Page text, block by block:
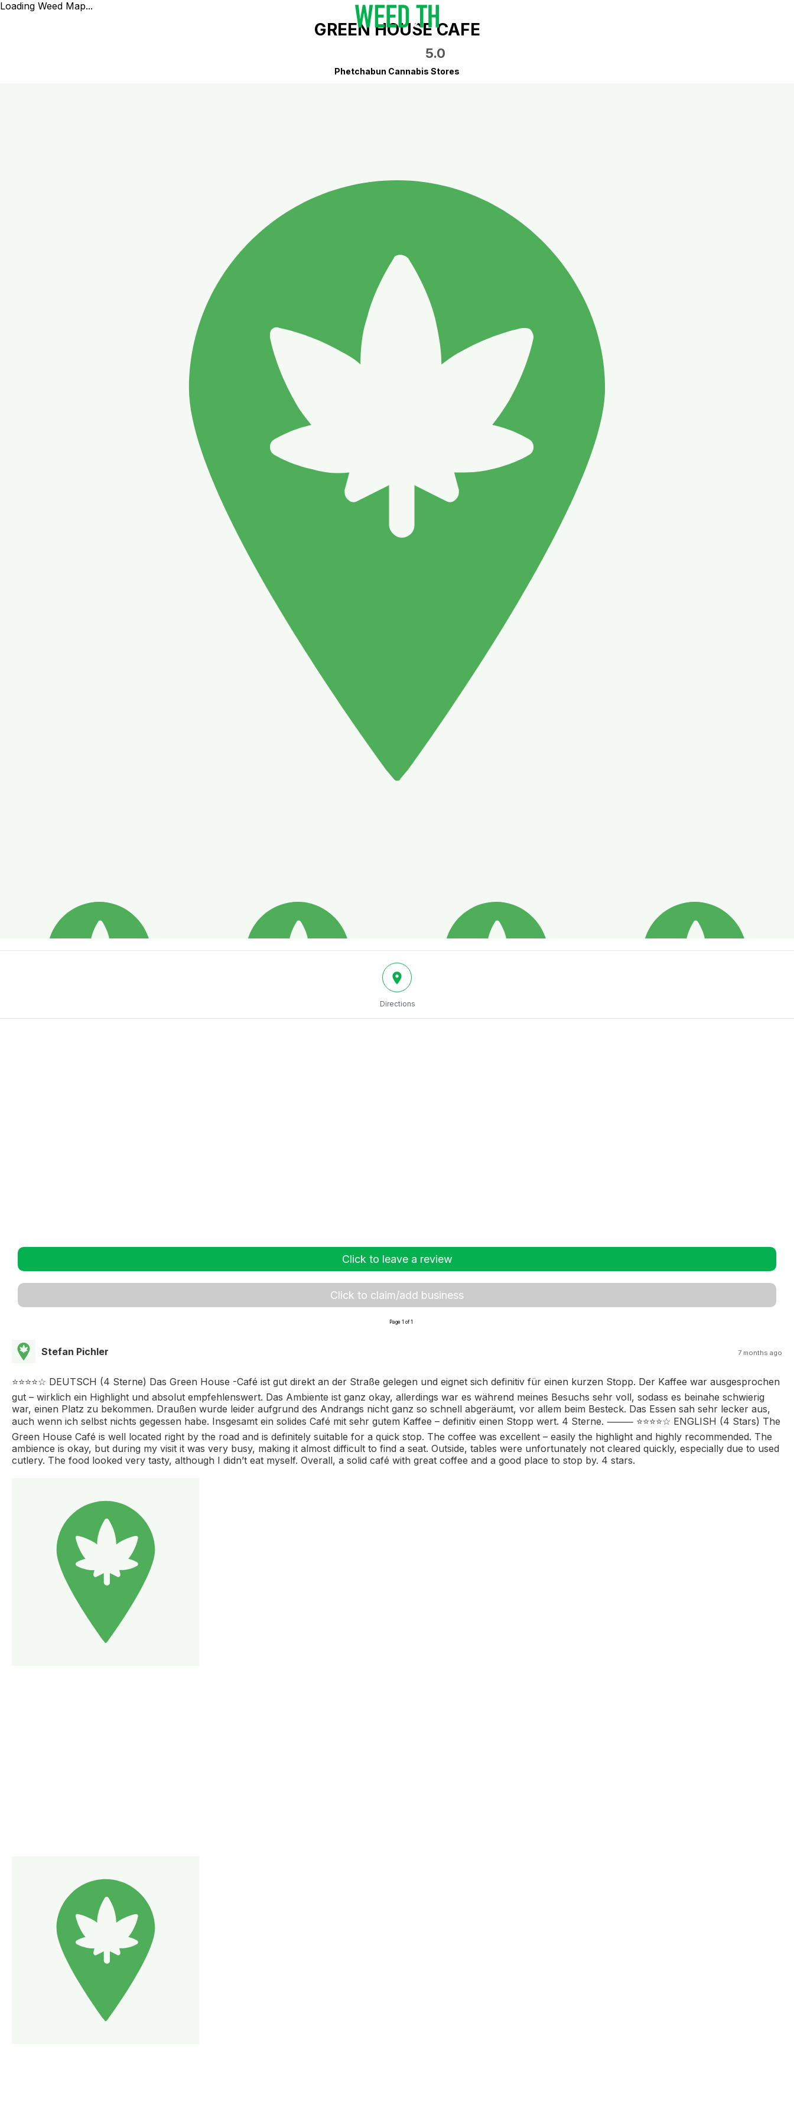
Loading Weed Map...
GREEN HOUSE CAFE
5.0
Phetchabun Cannabis Stores
Directions
Click to leave a review
Click to claim/add business
Page 1 of 1
Stefan Pichler 7 months ago
⭐️⭐️⭐️⭐☆ DEUTSCH (4 Sterne) Das Green House -Café ist gut direkt an der Straße gelegen und eignet sich definitiv für einen kurzen Stopp. Der Kaffee war ausgesprochen
gut – wirklich ein Highlight und absolut empfehlenswert. Das Ambiente ist ganz okay, allerdings war es während meines Besuchs sehr voll, sodass es beinahe schwierig
war, einen Platz zu bekommen. Draußen wurde leider aufgrund des Andrangs nicht ganz so schnell abgeräumt, vor allem beim Besteck. Das Essen sah sehr lecker aus,
auch wenn ich selbst nichts gegessen habe. Insgesamt ein solides Café mit sehr gutem Kaffee – definitiv einen Stopp wert. 4 Sterne. ⸻ ⭐️⭐️⭐️⭐☆ ENGLISH (4 Stars) The
Green House Café is well located right by the road and is definitely suitable for a quick stop. The coffee was excellent – easily the highlight and highly recommended. The
ambience is okay, but during my visit it was very busy, making it almost difficult to find a seat. Outside, tables were unfortunately not cleared quickly, especially due to used
cutlery. The food looked very tasty, although I didn’t eat myself. Overall, a solid café with great coffee and a good place to stop by. 4 stars.